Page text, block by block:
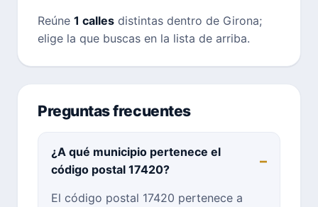
Reúne 1 calles distintas dentro de Girona;
elige la que buscas en la lista de arriba.
Preguntas frecuentes
¿A qué municipio pertenece el
código postal 17420?
El código postal 17420 pertenece a